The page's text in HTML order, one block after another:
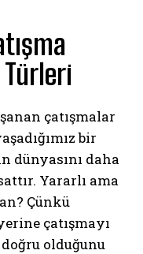
çatışmalar
bir
dünyasını daha
Yararlı ama
Çünkü
çatışmayı
olduğunu